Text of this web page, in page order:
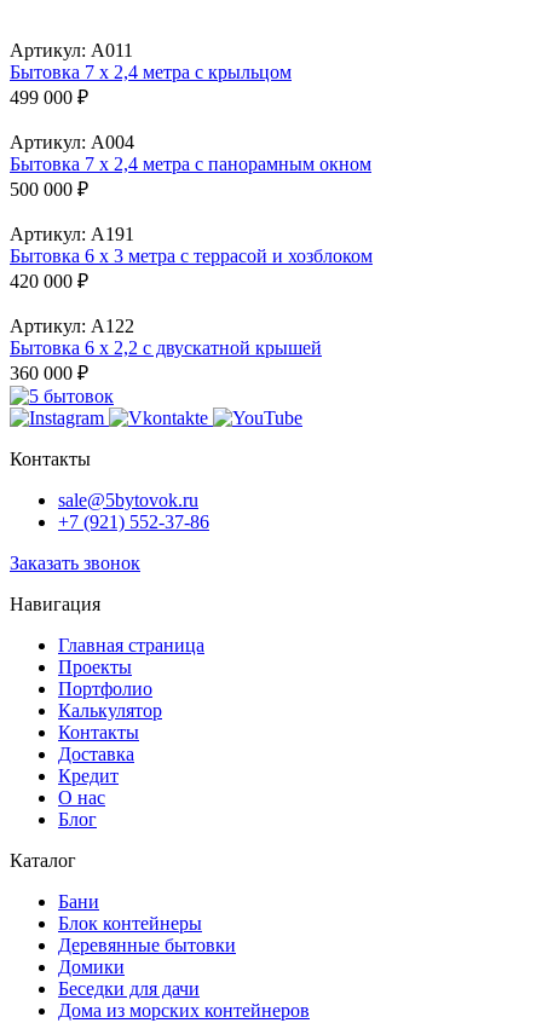
Артикул: А011
Бытовка 7 х 2,4 метра с крыльцом
499 000 ₽
Артикул: А004
Бытовка 7 х 2,4 метра с панорамным окном
500 000 ₽
Артикул: А191
Бытовка 6 х 3 метра с террасой и хозблоком
420 000 ₽
Артикул: А122
Бытовка 6 х 2,2 с двускатной крышей
360 000 ₽
Контакты
sale@5bytovok.ru
+7 (921) 552-37-86
Заказать звонок
Навигация
Главная страница
Проекты
Портфолио
Калькулятор
Контакты
Доставка
Кредит
О нас
Блог
Каталог
Бани
Блок контейнеры
Деревянные бытовки
Домики
Беседки для дачи
Дома из морских контейнеров